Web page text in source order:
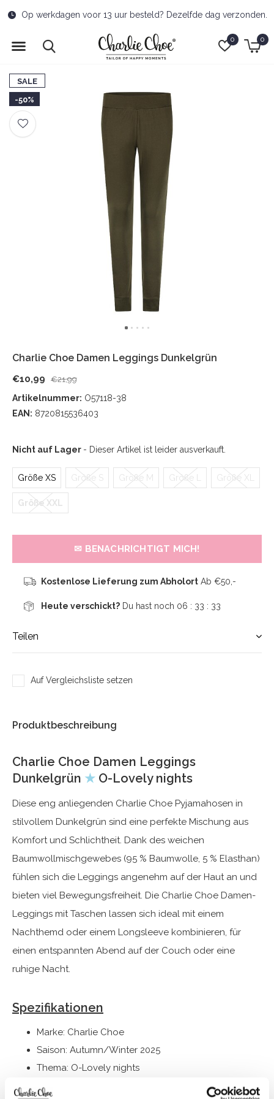
0 0
verzonden. Kostenlose Lieferung zum Abholort ab
SALE
-50%
Charlie Choe Damen Leggings Dunkelgrün
€10,99 €21,99
Artikelnummer: O57118-38
EAN: 8720815536403
Nicht auf Lager - Dieser Artikel ist leider ausverkauft.
Größe XS Größe S Größe M Größe L Größe XL
Größe XXL
✉ BENACHRICHTIGT MICH!
Kostenlose Lieferung zum AbholortAb €50,-
Heute verschickt?Du hast noch 06 : 33 : 33
Teilen
Auf Vergleichsliste setzen
Produktbeschreibung
Charlie Choe Damen Leggings
Dunkelgrün ★ O-Lovely nights
Diese eng anliegenden Charlie Choe Pyjamahosen in
stilvollem Dunkelgrün sind eine perfekte Mischung aus
Komfort und Schlichtheit. Dank des weichen
Baumwollmischgewebes (95 % Baumwolle, 5 % Elasthan)
fühlen sich die Leggings angenehm auf der Haut an und
bieten viel Bewegungsfreiheit. Die Charlie Choe Damen-
Leggings mit Taschen lassen sich ideal mit einem
Nachthemd oder einem Longsleeve kombinieren, für
einen entspannten Abend auf der Couch oder eine
ruhige Nacht.
Spezifikationen
Marke: Charlie Choe
Saison: Autumn/Winter 2025
Thema: O-Lovely nights
Kollektion: Damen